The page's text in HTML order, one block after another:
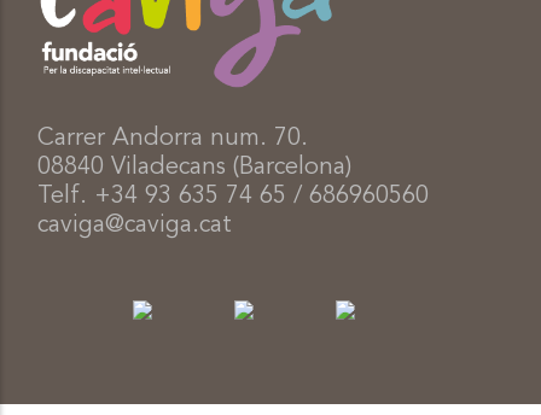
Carrer Andorra num. 70.
08840 Viladecans (Barcelona)
Telf. +34 93 635 74 65 / 686960560
caviga@caviga.cat